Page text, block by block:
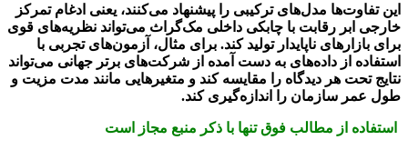
این تفاوت‌ها مدل‌های ترکیبی را پیشنهاد می‌کنند، یعنی ادغام تمرکز
خارجی ابر رقابت با چابکی داخلی مک‌گراث می‌تواند نظریه‌های قوی
برای بازارهای ناپایدار تولید کند. برای مثال، آزمون‌های تجربی با
استفاده از داده‌های به دست آمده از شرکت‌های برتر جهانی می‌تواند
نتایج تحت هر دیدگاه را مقایسه کند و متغیرهایی مانند مدت مزیت و
طول عمر سازمان را اندازه‌گیری کند.
استفاده از مطالب فوق تنها با ذکر منبع مجاز است